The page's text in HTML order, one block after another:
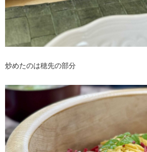
炒めたのは穂先の部分